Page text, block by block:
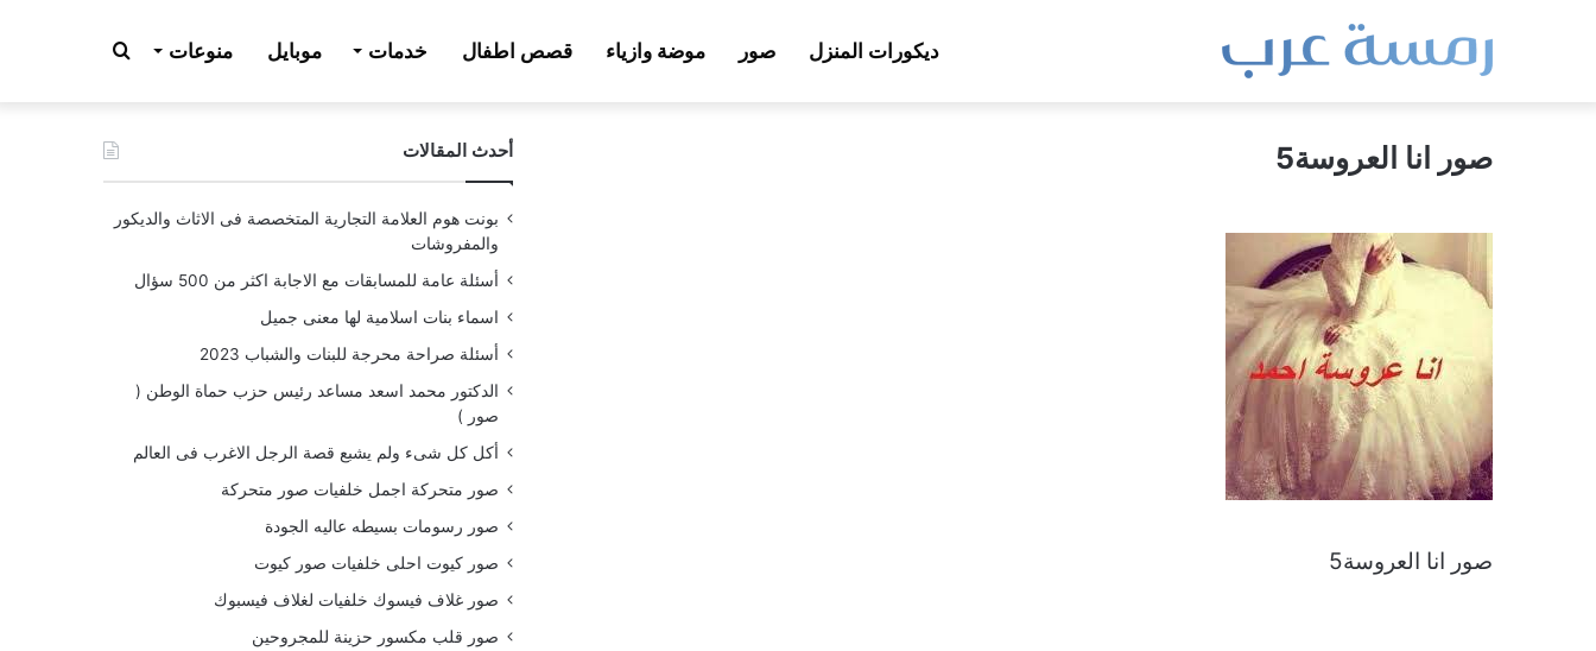
ديكورات المنزل صور موضة وازياء قصص اطفال خدمات موبايل منوعات بحث
عن صور انا العروسة5
صور انا العروسة5
أحدث المقالات
بونت هوم العلامة التجارية المتخصصة فى الاثاث والديكور
والمفروشات
أسئلة عامة للمسابقات مع الاجابة اكثر من 500 سؤال
اسماء بنات اسلامية لها معنى جميل
أسئلة صراحة محرجة للبنات والشباب 2023
الدكتور محمد اسعد مساعد رئيس حزب حماة الوطن (
صور )
أكل كل شىء ولم يشبع قصة الرجل الاغرب فى العالم
صور متحركة اجمل خلفيات صور متحركة
صور رسومات بسيطه عاليه الجودة
صور كيوت احلى خلفيات صور كيوت
صور غلاف فيسوك خلفيات لغلاف فيسبوك
صور قلب مكسور حزينة للمجروحين